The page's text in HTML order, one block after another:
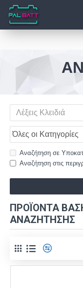
Αναζήτηση σε
Αναζήτηση στις
ΠΡΟΪΌΝΤΑ
ΑΝΑΖΉΤΗΣΗΣ